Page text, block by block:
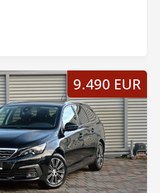
9.490 EUR